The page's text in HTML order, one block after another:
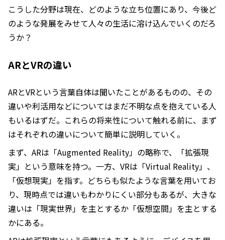
こうした分野は現在、どのような立ち位置にあり、今後ど
のような発展をみせて人々の生活に溶け込んでいくのだろ
うか？
ARとVRの違い
ARとVRという言葉自体は聞いたことがあるものの、その
違いや利活用などについてはまだ不明な点を抱えている人
もいるはずだ。これらの将来性について触れる前に、まず
はそれぞれの違いについて簡単に説明していく。
まず、ARは「Augmented Reality」の略称で、「拡張現
実」という意味を持つ。一方、VRは「Virtual Reality」、
「仮想現実」を指す。どちらも似たような言葉を用いてお
り、現時点では違いもわかりにくい部分もあるが、大きな
違いは「現実世界」を主とするか「仮想空間」を主とする
かにある。